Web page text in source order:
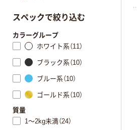
スペックで絞り込む
カラーグループ
ホワイト系（11）
ブラック系（10）
ブルー系（10）
ゴールド系（10）
質量
1～2kg未満（24）